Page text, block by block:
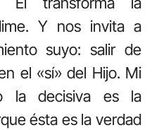
Y nos invita a
suyo: salir de
el «sí» del Hijo. Mi
la decisiva es la
ésta es la verdad